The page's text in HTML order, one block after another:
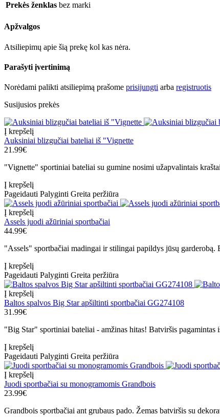
Prekės ženklas bez marki
Apžvalgos
Atsiliepimų apie šią prekę kol kas nėra.
Parašyti įvertinimą
Norėdami palikti atsiliepimą prašome prisijungti arba registruotis
Susijusios prekės
Į krepšelį
Auksiniai blizgučiai bateliai iš "Vignette
21.99€
"Vignette" sportiniai bateliai su gumine nosimi užapvalintais
Į krepšelį
Pageidauti Palyginti Greita peržiūra
Į krepšelį
Assels juodi ažūriniai sportbačiai
44.99€
"Assels" sportbačiai madingai ir stilingai papildys jūsų garderobą.
Į krepšelį
Pageidauti Palyginti Greita peržiūra
Į krepšelį
Baltos spalvos Big Star apšiltinti sportbačiai GG274108
31.99€
"Big Star" sportiniai bateliai - amžinas hitas! Batviršis pagamintas
Į krepšelį
Pageidauti Palyginti Greita peržiūra
Į krepšelį
Juodi sportbačiai su monogramomis Grandbois
23.99€
Grandbois sportbačiai ant grubaus pado. Žemas batviršis su